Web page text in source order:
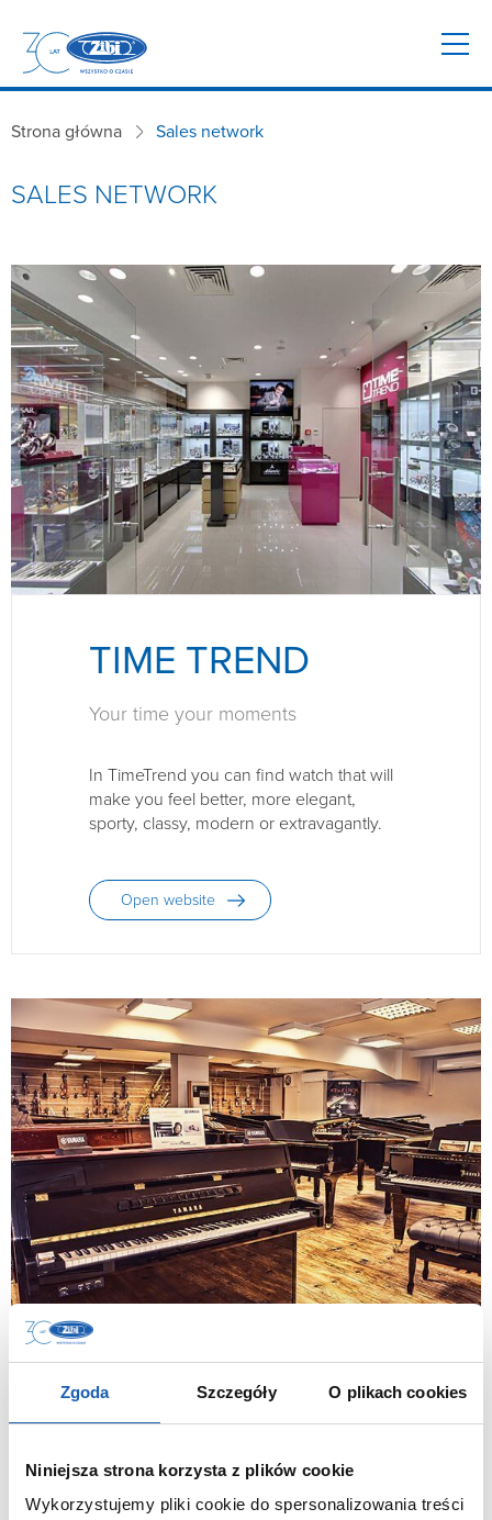
Zgoda Szczegóły O plikach cookies
Niniejsza strona korzysta z plików cookie
Wykorzystujemy pliki cookie do spersonalizowania treści
Strona główna Sales network
SALES NETWORK
TIME TREND
Your time your moments
In TimeTrend you can find watch that will
make you feel better, more elegant,
sporty, classy, modern or extravagantly.
Open website
RIFF MUSIC
STORES